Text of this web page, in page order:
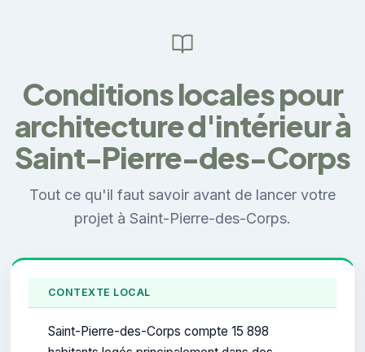
Conditions locales pour
architecture d'intérieur à
Saint-Pierre-des-Corps
Tout ce qu'il faut savoir avant de lancer votre
projet à Saint-Pierre-des-Corps.
CONTEXTE LOCAL
Saint-Pierre-des-Corps compte 15 898